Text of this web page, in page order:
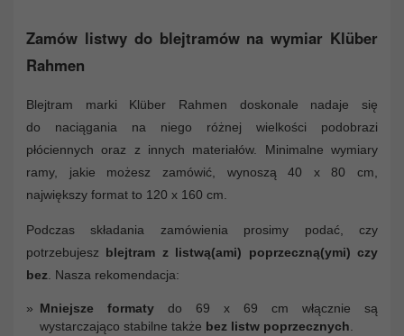
Zamów listwy do blejtramów na wymiar Klüber
Rahmen
Blejtram marki Klüber Rahmen doskonale nadaje się
do naciągania na niego różnej wielkości podobrazi
płóciennych oraz z innych materiałów. Minimalne wymiary
ramy, jakie możesz zamówić, wynoszą 40 x 80 cm,
największy format to 120 x 160 cm.
Podczas składania zamówienia prosimy podać, czy
potrzebujesz blejtram z listwą(ami) poprzeczną(ymi) czy
bez . Nasza rekomendacja:
Mniejsze formaty do 69 x 69 cm włącznie są
wystarczająco stabilne także bez listw poprzecznych